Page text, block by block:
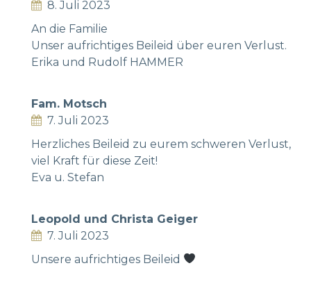
8. Juli 2023
An die Familie
Unser aufrichtiges Beileid über euren Verlust.
Erika und Rudolf HAMMER
Fam. Motsch
7. Juli 2023
Herzliches Beileid zu eurem schweren Verlust,
viel Kraft für diese Zeit!
Eva u. Stefan
Leopold und Christa Geiger
7. Juli 2023
Unsere aufrichtiges Beileid